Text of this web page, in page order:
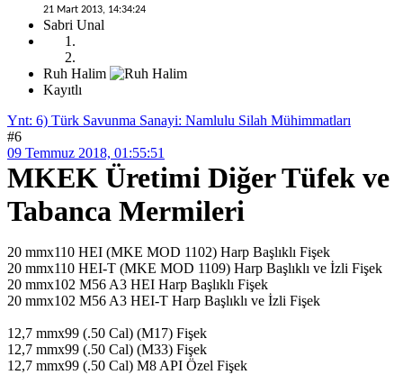
21 Mart 2013, 14:34:24
Sabri Unal
Ruh Halim
Kayıtlı
Ynt: 6) Türk Savunma Sanayi: Namlulu Silah Mühimmatları
#6
09 Temmuz 2018, 01:55:51
MKEK Üretimi Diğer Tüfek ve
Tabanca Mermileri
20 mmx110 HEI (MKE MOD 1102) Harp Başlıklı Fişek
20 mmx110 HEI-T (MKE MOD 1109) Harp Başlıklı ve İzli Fişek
20 mmx102 M56 A3 HEI Harp Başlıklı Fişek
20 mmx102 M56 A3 HEI-T Harp Başlıklı ve İzli Fişek
12,7 mmx99 (.50 Cal) (M17) Fişek
12,7 mmx99 (.50 Cal) (M33) Fişek
12,7 mmx99 (.50 Cal) M8 API Özel Fişek